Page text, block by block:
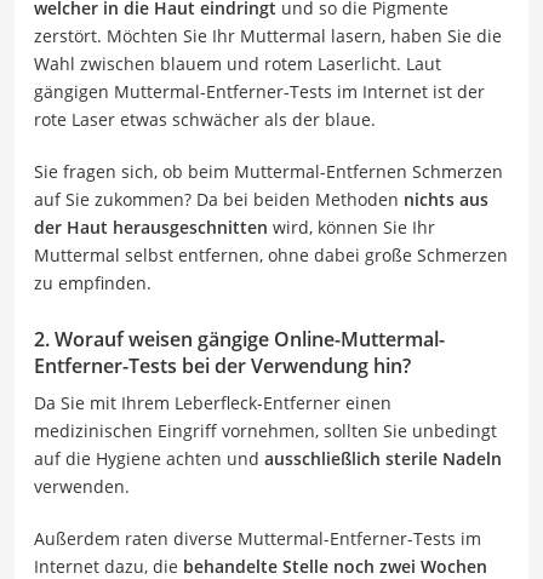
welcher in die Haut eindringt und so die Pigmente
zerstört. Möchten Sie Ihr Muttermal lasern, haben Sie die
Wahl zwischen blauem und rotem Laserlicht. Laut
gängigen Muttermal-Entferner-Tests im Internet ist der
rote Laser etwas schwächer als der blaue.
Sie fragen sich, ob beim Muttermal-Entfernen Schmerzen
auf Sie zukommen? Da bei beiden Methoden nichts aus
der Haut herausgeschnitten wird, können Sie Ihr
Muttermal selbst entfernen, ohne dabei große Schmerzen
zu empfinden.
2. Worauf weisen gängige Online-Muttermal-
Entferner-Tests bei der Verwendung hin?
Da Sie mit Ihrem Leberfleck-Entferner einen
medizinischen Eingriff vornehmen, sollten Sie unbedingt
auf die Hygiene achten und ausschließlich sterile Nadeln
verwenden.
Außerdem raten diverse Muttermal-Entferner-Tests im
Internet dazu, die behandelte Stelle noch zwei Wochen